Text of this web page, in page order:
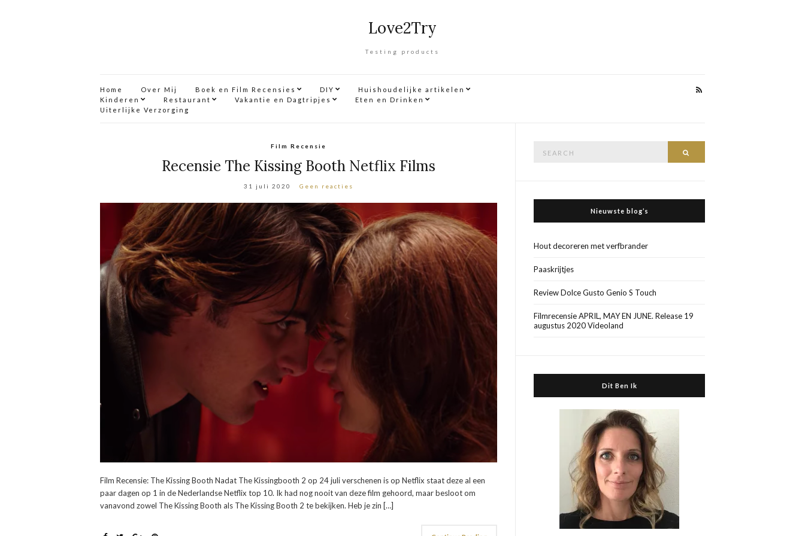
Love2Try
Testing products
Home Over Mij Boek en Film Recensies DIY
Huishoudelijke artikelen
Kinderen
Restaurant Vakantie en Dagtripjes
Eten en Drinken
Uiterlijke Verzorging
Film Recensie
Recensie The Kissing Booth Netflix Films
31 juli 2020 Geen reacties
Film Recensie: The Kissing Booth Nadat The Kissingbooth 2 op 24 juli verschenen is op Netflix staat deze al een
paar dagen op 1 in de Nederlandse Netflix top 10. Ik had nog nooit van deze film gehoord, maar besloot om
vanavond zowel The Kissing Booth als The Kissing Booth 2 te bekijken. Heb je zin […]
Nieuwste blog’s
Hout decoreren met verfbrander
Paaskrijtjes
Review Dolce Gusto Genio S Touch
Filmrecensie APRIL, MAY EN JUNE. Release 19
augustus 2020 Videoland
Dit Ben Ik